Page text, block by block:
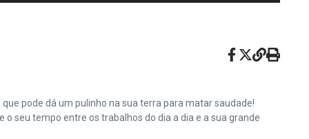
cima
ou
para
pode dá um pulinho na sua terra para matar saudade!
seu tempo entre os trabalhos do dia a dia e a sua grande